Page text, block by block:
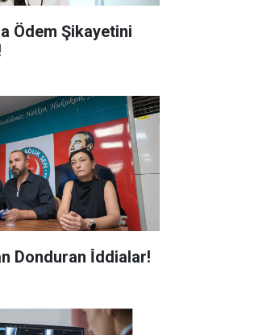
Ödem Şikayetini
Donduran İ̇ddialar!